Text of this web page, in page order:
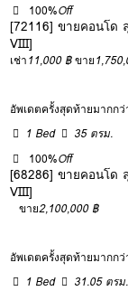
100%Off
[72116] ขายคอนโด
VIII]
เช่า11,000 ฿ ขาย
อัพเดตครั้งสุดท้ายมากก
1 Bed
35 ตรม.
100%Off
[68286] ขายคอนโด
VIII]
ขาย2,100,000 ฿
อัพเดตครั้งสุดท้ายมากก
1 Bed
31.05 ตรม.